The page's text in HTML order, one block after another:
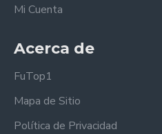
Mi Cuenta
Acerca de
FuTop1
Mapa de Sitio
Política de Privacidad